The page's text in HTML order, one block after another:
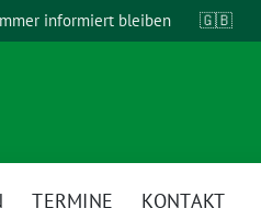
informiert bleiben 🇬🇧
TERMINE KONTAKT